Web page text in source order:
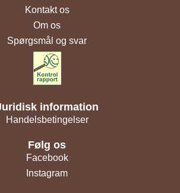
Kontakt os
Om os
Spørgsmål og svar
information
Handelsbetingelser
Følg os
Facebook
Instagram